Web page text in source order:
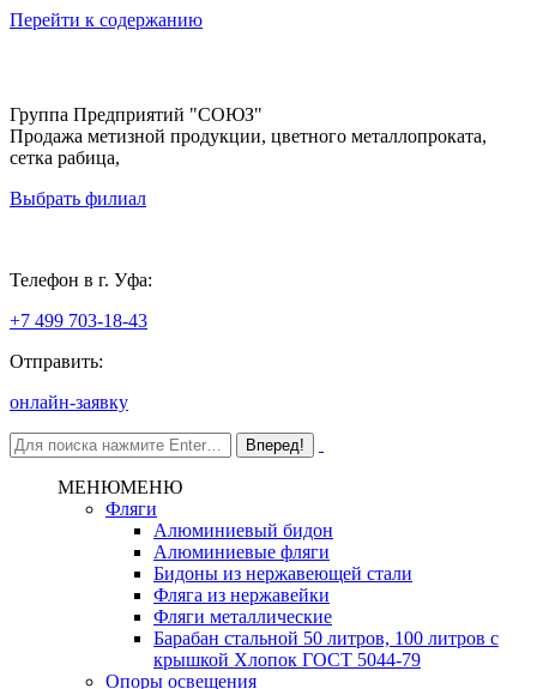
Перейти к содержанию
Группа Предприятий "СОЮЗ"
Продажа метизной продукции, цветного металлопроката,
сетка рабица,
Выбрать филиал
Телефон в г. Уфа:
+7 499 703-18-43
Отправить:
онлайн-заявку
МЕНЮМЕНЮ
Фляги
Алюминиевый бидон
Алюминиевые фляги
Бидоны из нержавеющей стали
Фляга из нержавейки
Фляги металлические
Барабан стальной 50 литров, 100 литров с
крышкой Хлопок ГОСТ 5044-79
Опоры освещения